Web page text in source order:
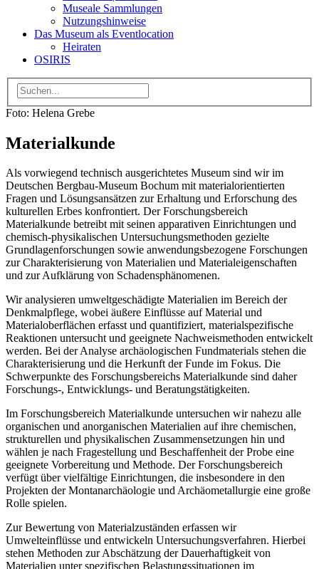
Museale Sammlungen
Nutzungshinweise
Das Museum als Eventlocation
Heiraten
OSIRIS
Foto: Helena Grebe
Materialkunde
Als vorwiegend technisch ausgerichtetes Museum sind wir im
Deutschen Bergbau-Museum Bochum mit materialorientierten
Fragen und Lösungsansätzen zur Erhaltung und Erforschung des
kulturellen Erbes konfrontiert. Der Forschungsbereich
Materialkunde betreibt mit seinen apparativen Einrichtungen und
chemisch-physikalischen Untersuchungsmethoden gezielte
Grundlagenforschungen sowie anwendungsbezogene Forschungen
zur Charakterisierung von Materialien und Materialeigenschaften
und zur Aufklärung von Schadensphänomenen.
Wir analysieren umweltgeschädigte Materialien im Bereich der
Denkmalpflege, wobei äußere Einflüsse auf Material und
Materialoberflächen erfasst und quantifiziert, materialspezifische
Reaktionen untersucht und geeignete Nachweismethoden entwickelt
werden. Bei der Analyse archäologischen Fundmaterials stehen die
Charakterisierung und die Herkunft der Funde im Fokus. Die
Schwerpunkte des Forschungsbereichs Materialkunde sind daher
Forschungs-, Entwicklungs- und Beratungstätigkeiten.
Im Forschungsbereich Materialkunde untersuchen wir nahezu alle
organischen und anorganischen Materialien auf ihre chemischen,
strukturellen und physikalischen Zusammensetzungen hin und
wählen je nach Fragestellung und Beschaffenheit der Probe eine
geeignete Vorbereitung und Methode. Der Forschungsbereich
verfügt über vielfältige Einrichtungen, die insbesondere in den
Projekten der Montanarchäologie und Archäometallurgie eine große
Rolle spielen.
Zur Bewertung von Materialzuständen erfassen wir
Umwelteinflüsse und entwickeln Untersuchungsverfahren. Hierbei
stehen Methoden zur Abschätzung der Dauerhaftigkeit von
Materialien unter spezifischen Belastungssituationen im